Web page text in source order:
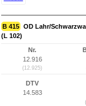
B 415 OD Lahr/
(L 102)
Nr.
12.916
(12.925)
DTV
14.583